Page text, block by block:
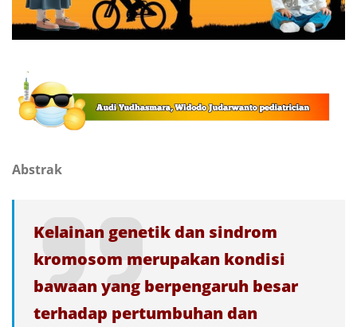
Abstrak
Kelainan genetik dan sindrom
kromosom merupakan kondisi
bawaan yang berpengaruh besar
terhadap pertumbuhan dan